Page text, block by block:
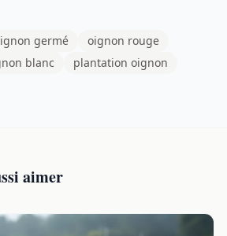
germé
oignon rouge
blanc
plantation oignon
aimer